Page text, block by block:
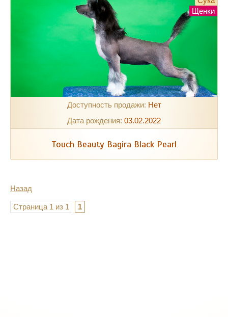
Щенки
Доступность продажи: Нет
Дата рождения: 03.02.2022
Touch Beauty Bagira Black Pearl
Назад
Страница 1 из 1 1